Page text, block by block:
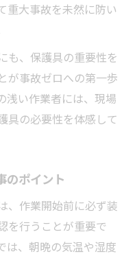
重大事故を未然に防い
も、保護具の重要性を
が事故ゼロへの第一歩
浅い作業者には、現場
具の必要性を体感して
のポイント
、作業開始前に必ず装
を行うことが重要で
は、朝晩の気温や湿度